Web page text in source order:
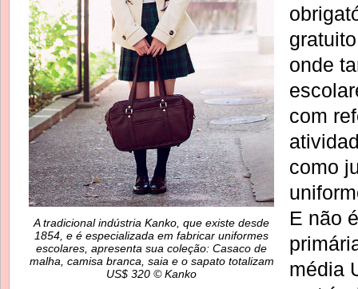
A tradicional indústria Kanko, que existe desde
1854, e é especializada em fabricar uniformes
escolares, apresenta sua coleção: Casaco de
malha, camisa branca, saia e o sapato totalizam
US$ 320 © Kanko
onde
com
como
E não
média